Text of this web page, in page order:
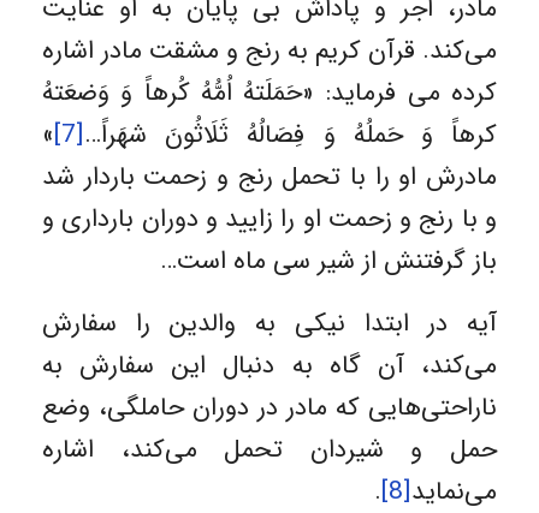
مادر، اجر و پاداش بی پایان به او عنایت
می‌کند. قرآن کریم به رنج و مشقت مادر اشاره
کرده می فرماید: «حَمَلَتهُ اُمُّهُ کُرهاً وَ وَضعَتهُ
کرهاً وَ حَملُهُ وَ فِصَالُهُ ثَلَاثُونَ شهَراً…[7]
»
مادرش او را با تحمل رنج و زحمت باردار شد
و با رنج و زحمت او را زایید و دوران بارداری و
باز گرفتنش از شیر سی ماه است…
آیه در ابتدا نیکی به والدین را سفارش
می‌کند، آن گاه به دنبال این سفارش به
ناراحتی‌هایی که مادر در دوران حاملگی، وضع
حمل و شیردان تحمل می‌کند، اشاره
می‌نماید[8]
.